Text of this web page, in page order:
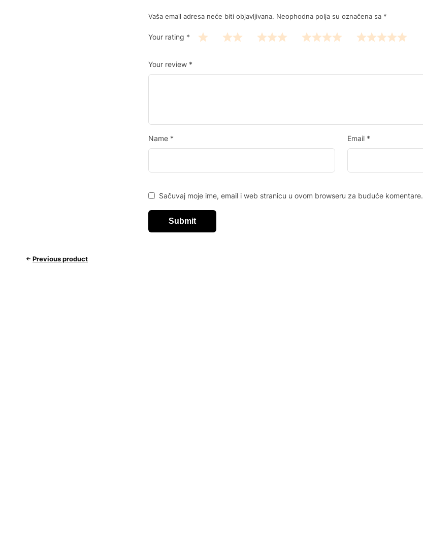
Vaša email adresa neće biti objavljivana. Neophodna polja su označena sa *
Your rating *
Your review *
Name * Email *
Sačuvaj moje ime, email i web stranicu u ovom browseru za buduće komentare.
Previous product